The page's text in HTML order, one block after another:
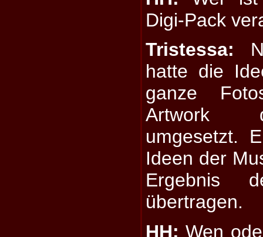
Digi-Pack
Tristessa:
hatte die
ganze
Artwork
umgesetzt.
Ideen der
Ergebnis
übertragen.
HH: Wen